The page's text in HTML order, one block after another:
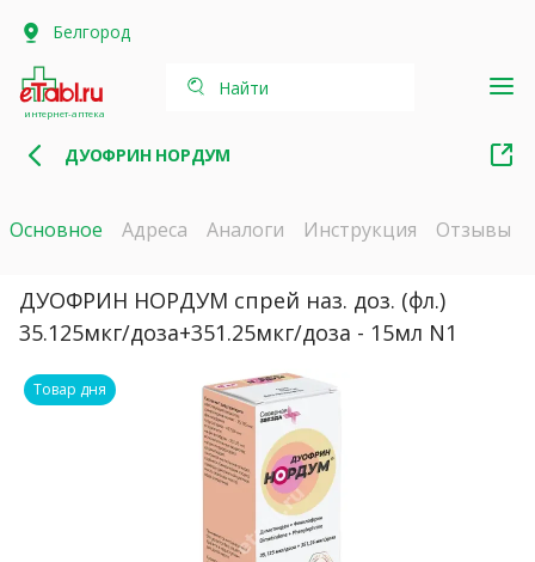
Белгород
интернет-аптека
Найти
ДУОФРИН НОРДУМ
Основное Адреса Аналоги Инструкция Отзывы
ДУОФРИН НОРДУМ спрей наз. доз. (фл.)
35.125мкг/доза+351.25мкг/доза - 15мл N1
Товар дня